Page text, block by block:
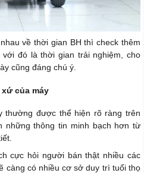
về thời gian BH thì check thêm
đó là thời gian trải nghiệm, cho
cũng đáng chú ý.
của máy
thường được thể hiện rõ ràng trên
những thông tin minh bạch hơn từ
cực hỏi người bán thật nhiều các
càng có nhiều cơ sở duy trì tuổi thọ